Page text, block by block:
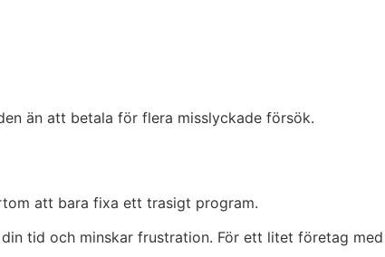
än att betala för flera misslyckade försök.
att bara fixa ett trasigt program.
tid och minskar frustration. För ett litet företag med